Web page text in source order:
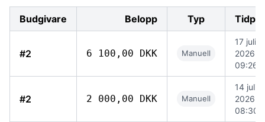
Budgivare Belopp Typ
#2 6 100,00 DKK Manuell
17 juli
2026
09:26
#2 2 000,00 DKK Manuell
14 juli
2026
08:30